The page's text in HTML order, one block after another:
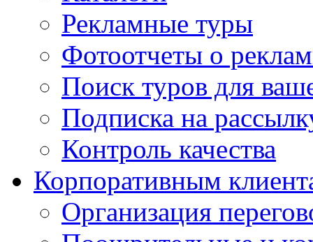
Рекламные туры
Фотоотчеты о
Поиск туров для
Подписка на
Контроль качества
Корпоративным
Организация